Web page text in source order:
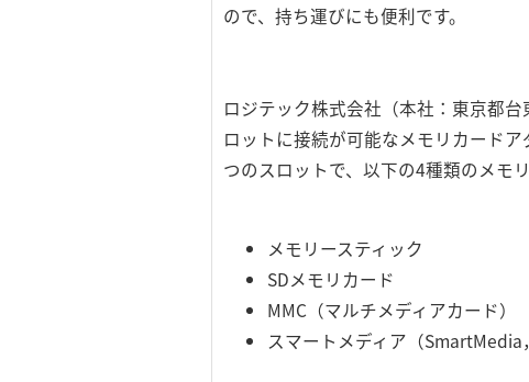
ので、持ち運びにも便利です。
ロジテック株式会社（本社：東京都
ロットに接続が可能なメモリカード
つのスロットで、以下の4種類のメモ
メモリースティック
SDメモリカード
MMC（マルチメディアカード）
スマートメディア（SmartMedia